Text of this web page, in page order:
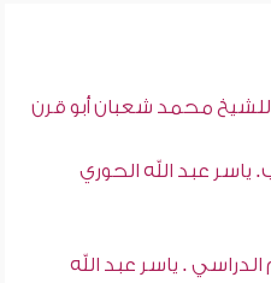
محمد شعبان أبو قرن
ياسر عبد الله الحوري
. ياسر عبد الله